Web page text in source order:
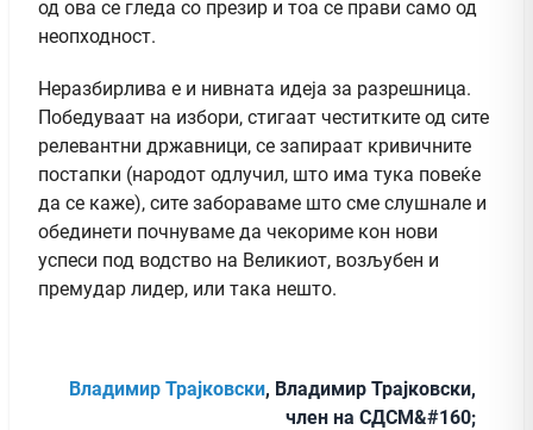
од ова се гледа со презир и тоа се прави само од
неопходност.
Неразбирлива е и нивната идеја за разрешница.
Победуваат на избори, стигаат честитките од сите
релевантни државници, се запираат кривичните
постапки (народот одлучил, што има тука повеќе
да се каже), сите забораваме што сме слушнале и
обединети почнуваме да чекориме кон нови
успеси под водство на Великиот, возљубен и
премудар лидер, или така нешто.
Владимир Трајковски, Владимир Трајковски,
член на СДСМ&#160;